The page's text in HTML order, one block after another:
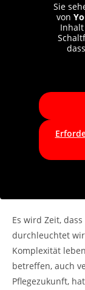
Sie
von
Es wird Zeit,
durchleuchtet
Komplexität
betreffen, auch
Pflegezukunft,